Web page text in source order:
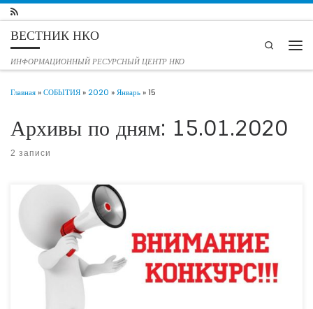
Перейти к содержимому
ВЕСТНИК НКО
ИНФОРМАЦИОННЫЙ РЕСУРСНЫЙ ЦЕНТР НКО
Search
Главная»СОБЫТИЯ»2020 »Январь»15
Архивы по дням: 15.01.2020
2 записи
Конкурс «Лучший работник учреждения социального обслуживания»
проводится для работников государственных и негосударственных
организаций социального обслуживания. Отбор участников конкурса